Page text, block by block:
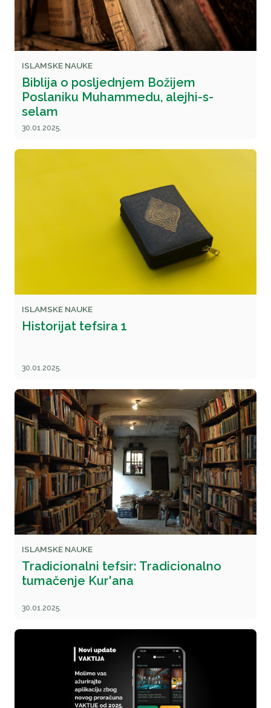
ISLAMSKE NAUKE
Biblija o posljednjem Božijem
Poslaniku Muhammedu, alejhi-s-
selam
30.01.2025.
ISLAMSKE NAUKE
Historijat tefsira 1
30.01.2025.
ISLAMSKE NAUKE
Tradicionalni tefsir: Tradicionalno
tumačenje Kur'ana
30.01.2025.